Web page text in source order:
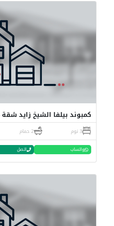
كمبوند بيلفا الشيخ زايد شقة 145م للبيع
3 نوم 2 حمام
واتساب اتصل